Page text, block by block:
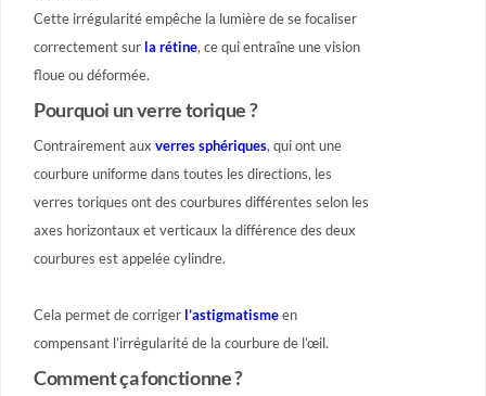
Cette irrégularité empêche la lumière de se focaliser
correctement sur la rétine, ce qui entraîne une vision
floue ou déformée.
Pourquoi un verre torique ?
Contrairement aux verressphériques, qui ont une
courbure uniforme dans toutes les directions, les
verres toriques ont des courbures différentes selon les
axes horizontaux et verticaux la différence des deux
courbures est appelée cylindre.
Cela permet de corriger l’astigmatismeen
compensant l’irrégularité de la courbure de l’œil.
Comment ça fonctionne ?